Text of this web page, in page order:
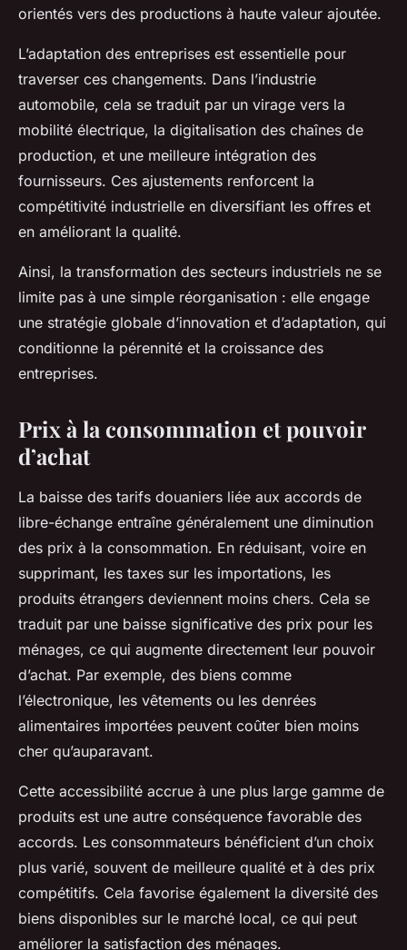
orientés vers des productions à haute valeur ajoutée.
L’adaptation des entreprises est essentielle pour
traverser ces changements. Dans l’industrie
automobile, cela se traduit par un virage vers la
mobilité électrique, la digitalisation des chaînes de
production, et une meilleure intégration des
fournisseurs. Ces ajustements renforcent la
compétitivité industrielle en diversifiant les offres et
en améliorant la qualité.
Ainsi, la transformation des secteurs industriels ne se
limite pas à une simple réorganisation : elle engage
une stratégie globale d’innovation et d’adaptation, qui
conditionne la pérennité et la croissance des
entreprises.
Prix à la consommation et pouvoir
d’achat
La baisse des tarifs douaniers liée aux accords de
libre-échange entraîne généralement une diminution
des prix à la consommation. En réduisant, voire en
supprimant, les taxes sur les importations, les
produits étrangers deviennent moins chers. Cela se
traduit par une baisse significative des prix pour les
ménages, ce qui augmente directement leur pouvoir
d’achat. Par exemple, des biens comme
l’électronique, les vêtements ou les denrées
alimentaires importées peuvent coûter bien moins
cher qu’auparavant.
Cette accessibilité accrue à une plus large gamme de
produits est une autre conséquence favorable des
accords. Les consommateurs bénéficient d’un choix
plus varié, souvent de meilleure qualité et à des prix
compétitifs. Cela favorise également la diversité des
biens disponibles sur le marché local, ce qui peut
améliorer la satisfaction des ménages.